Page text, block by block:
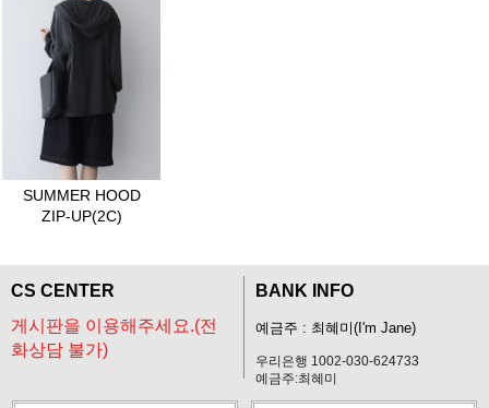
SUMMER HOOD
ZIP-UP(2C)
CS CENTER
게시판을 이용해주세요.(전
화상담 불가)
BANK INFO
예금주 : 최혜미(I'm Jane)
우리은행 1002-030-624733
예금주:최혜미